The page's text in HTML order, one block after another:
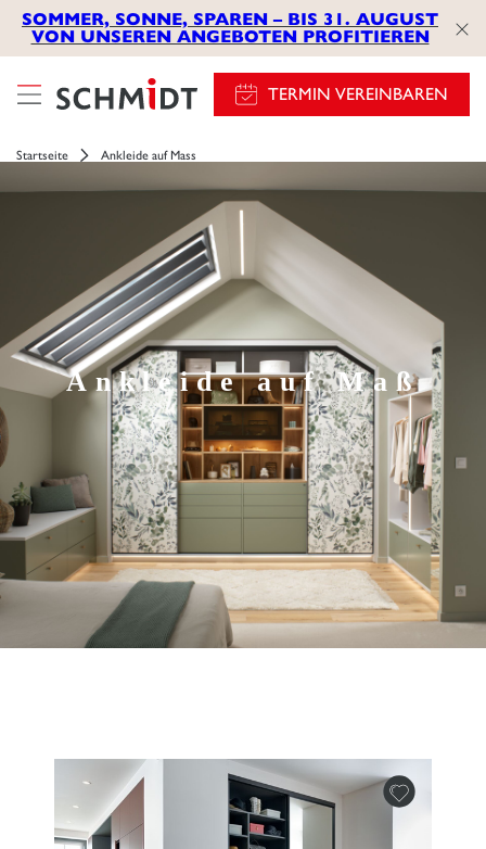
SOMMER, SONNE, SPAREN – BIS 31. AUGUST
VON UNSEREN ANGEBOTEN PROFITIEREN
TERMIN VEREINBAREN
Startseite Ankleide auf Mass
Ankleide auf Maß